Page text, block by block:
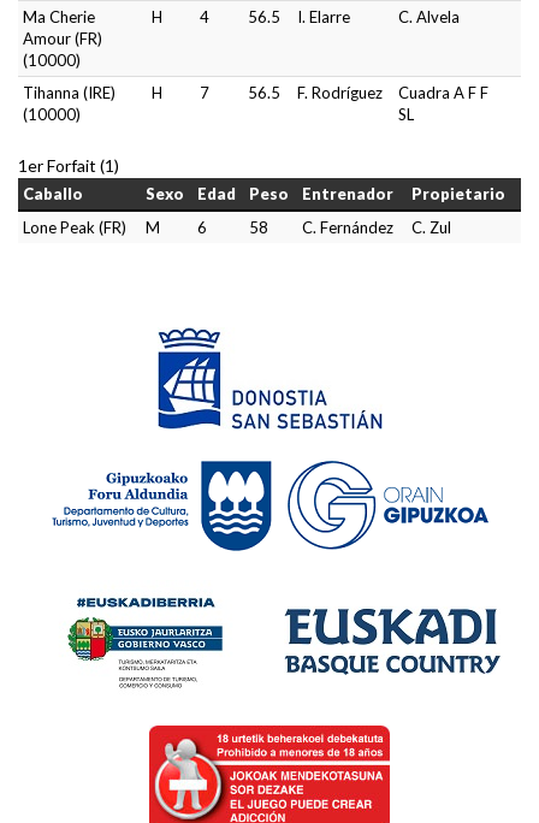
Ma Cherie
Amour (FR)
(10000)
H 4 56.5 I. Elarre C. Alvela
Tihanna (IRE)
(10000)
H 7 56.5 F. Rodríguez
Cuadra A F F
SL
1er Forfait (1)
Caballo Sexo Edad Peso Entrenador
Propietario
Lone Peak (FR)
M 6 58 C. Fernández C. Zul